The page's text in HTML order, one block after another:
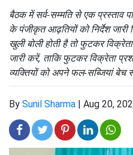
बैठक में सर्व-सम्मति से एक प्रस्ताव
के पंजीकृत आढ़तियों को निर्देश
खुली बोली होती है तो फुटकर
जारी करें, ताकि फुटकर विक्रेता
व्यक्तियों को अपने फल-सब्जियां
By Sunil Sharma | Aug 20,